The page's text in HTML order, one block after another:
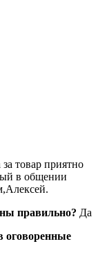
товар приятно
в общении
правильно? Да
оговоренные